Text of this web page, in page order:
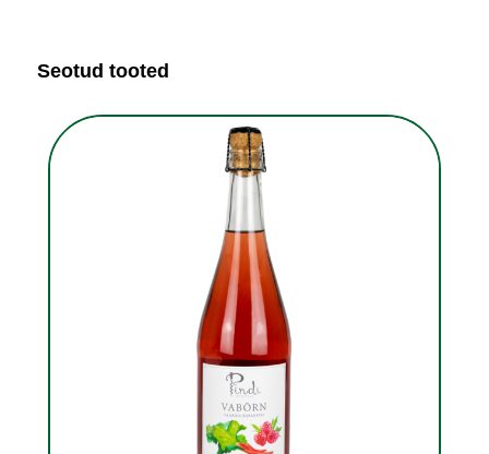
Seotud tooted